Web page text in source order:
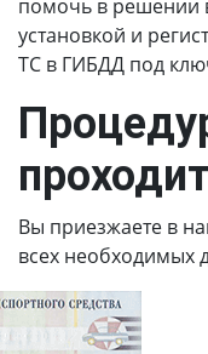
помочь в решении
установкой и
ТС в ГИБДД под
Вы приезжаете в
всех необходимых